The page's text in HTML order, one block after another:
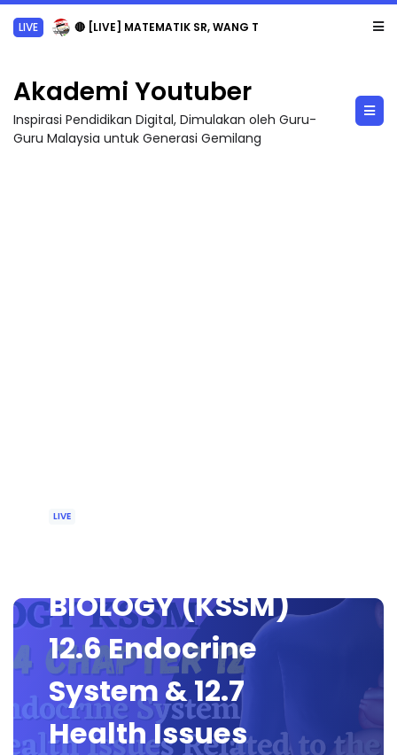
LIVE 🔴 [LIVE] MATEMATIK SR, WANG TAHUN 6 OLEH CIKGU ANITA #ALLINONE #141 #...
Akademi Youtuber
Inspirasi Pendidikan Digital, Dimulakan oleh Guru-
Guru Malaysia untuk Generasi Gemilang
LIVE
BIOLOGY (KSSM)
12.6 Endocrine
System & 12.7
Health Issues